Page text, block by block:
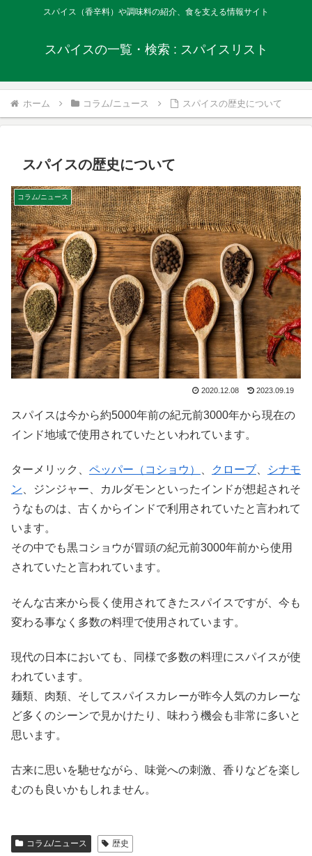
スパイス（香辛料）や調味料の紹介、食を支える情報サイト
スパイスの一覧・検索 : スパイスリスト
ホーム コラム/ニュース スパイスの歴史について
スパイスの歴史について
コラム/ニュース
2020.12.08 2023.09.19
スパイスは今から約5000年前の紀元前3000年から現在の
インド地域で使用されていたといわれています。
ターメリック、 ペッパー（コショウ） クローブ
シナモ
ン 、ジンジャー、カルダモンといったインドが想起されそ
うなものは、古くからインドで利用されていたと言われて
います。
その中でも黒コショウが冒頭の紀元前3000年前から使用
されていたと言われています。
そんな古来から長く使用されてきたスパイスですが、今も
変わる事なく多数の料理で使用されています。
現代の日本においても、同様で多数の料理にスパイスが使
われています。
麺類、肉類、そしてスパイスカレーが昨今人気のカレーな
ど多くのシーンで見かけたり、味わう機会も非常に多いと
思います。
古来に思いを馳せながら、味覚への刺激、香りなどを楽し
むのも良いかもしれません。
コラム/ニュース 歴史